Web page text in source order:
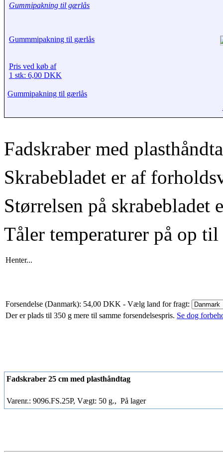
Gummipakning til gærlås
Gummmipakning til gærlås
Pris ved køb af
1 stk: 6,00 DKK
Gummipakning til gærlås
Fadskraber med
Skrabebladet er af
Størrelsen på skrabebladet
Tåler temperaturer på op til
Henter...
Forsendelse (Danmark): 54,00 DKK - Vælg land for fragt:
Der er plads til 350 g mere til samme forsendelsespris. Se dog
Fadskraber 25 cm med plasthåndtag
Varenr.: 9096.FS.25P, Vægt: 50 g., På lager